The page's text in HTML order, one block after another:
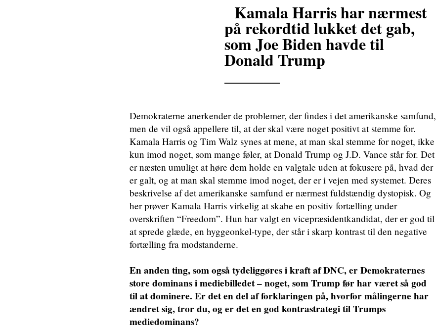
Kamala Harris har nærmest
på rekordtid lukket det gab,
som Joe Biden havde til
Donald Trump
Demokraterne anerkender de problemer, der findes i det amerikanske samfund,
men de vil også appellere til, at der skal være noget positivt at stemme for.
Kamala Harris og Tim Walz synes at mene, at man skal stemme for noget, ikke
kun imod noget, som mange føler, at Donald Trump og J.D. Vance står for. Det
er næsten umuligt at høre dem holde en valgtale uden at fokusere på, hvad der
er galt, og at man skal stemme imod noget, der er i vejen med systemet. Deres
beskrivelse af det amerikanske samfund er nærmest fuldstændig dystopisk. Og
her prøver Kamala Harris virkelig at skabe en positiv fortælling under
overskriften “Freedom”. Hun har valgt en vicepræsidentkandidat, der er god til
at sprede glæde, en hyggeonkel-type, der står i skarp kontrast til den negative
fortælling fra modstanderne.
En anden ting, som også tydeliggøres i kraft af DNC, er Demokraternes
store dominans i mediebilledet – noget, som Trump før har været så god
til at dominere. Er det en del af forklaringen på, hvorfor målingerne har
ændret sig, tror du, og er det en god kontrastrategi til Trumps
mediedominans?